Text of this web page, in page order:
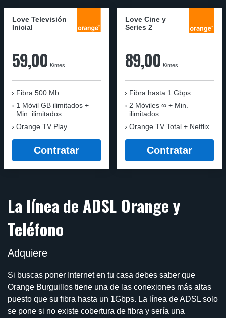
Love Televisión
Inicial
59,00 €/mes
Fibra 500 Mb
1 Móvil GB ilimitados +
Min. ilimitados
Orange TV Play
Contratar
Love Cine y
Series 2
89,00 €/mes
Fibra hasta 1 Gbps
2 Móviles ∞ + Min.
ilimitados
Orange TV Total + Netflix
Contratar
La línea de ADSL Orange y
Teléfono
Adquiere
Si buscas poner Internet en tu casa debes saber que
Orange Burguillos tiene una de las conexiones más altas
puesto que su fibra hasta un 1Gbps. La línea de ADSL solo
se pone si no existe cobertura de fibra y sería una